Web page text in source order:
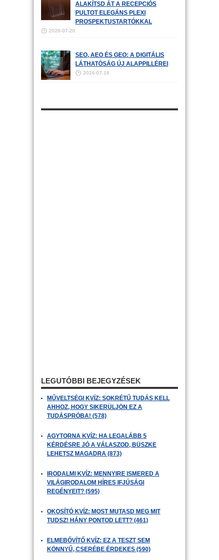
ALAKÍTSD ÁT A RECEPCIÓS
PULTOT ELEGÁNS PLEXI
PROSPEKTUSTARTÓKKAL
2026-07-20
SEO, AEO ÉS GEO: A DIGITÁLIS
LÁTHATÓSÁG ÚJ ALAPPILLÉREI
2026-07-16
LEGUTÓBBI BEJEGYZÉSEK
MŰVELTSÉGI KVÍZ: SOKRÉTŰ TUDÁS KELL
AHHOZ, HOGY SIKERÜLJÖN EZ A
TUDÁSPRÓBA! (578)
AGYTORNA KVÍZ: HA LEGALÁBB 5
KÉRDÉSRE JÓ A VÁLASZOD, BÜSZKE
LEHETSZ MAGADRA (873)
IRODALMI KVÍZ: MENNYIRE ISMERED A
VILÁGIRODALOM HÍRES IFJÚSÁGI
REGÉNYEIT? (595)
OKOSÍTÓ KVÍZ: MOST MUTASD MEG MIT
TUDSZ! HÁNY PONTOD LETT? (461)
ELMEBŐVÍTŐ KVÍZ: EZ A TESZT SEM
KÖNNYŰ, CSERÉBE ÉRDEKES (590)